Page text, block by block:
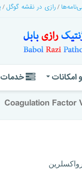
رازی در نقشه گوگل
خدمات
Coagulation Factor